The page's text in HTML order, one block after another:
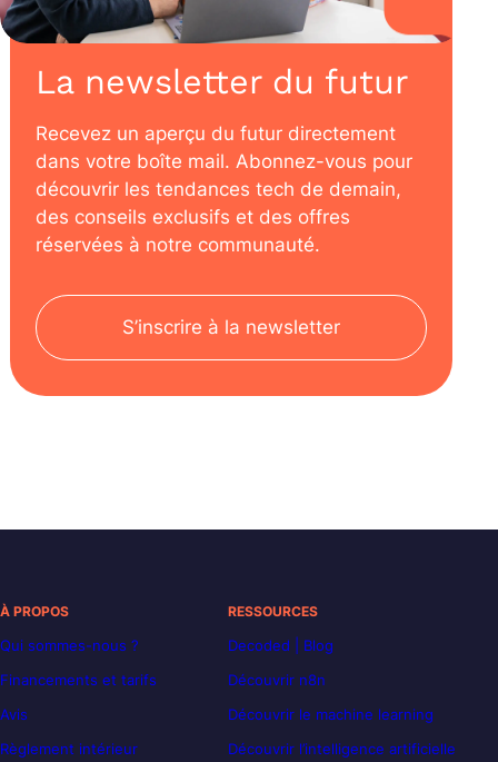
La newsletter du futur
Recevez un aperçu du futur directement
dans votre boîte mail. Abonnez-vous pour
découvrir les tendances tech de demain,
des conseils exclusifs et des offres
réservées à notre communauté.
S’inscrire à la newsletter
À PROPOS
Qui sommes-nous ?
Financements et tarifs
Avis
Règlement intérieur
RESSOURCES
Decoded | Blog
Découvrir n8n
Découvrir le machine learning
Découvrir l’intelligence artificielle